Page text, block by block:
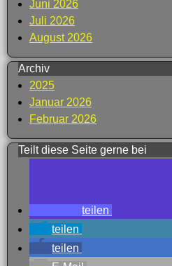
Juni 2026
Juli 2026
August 2026
Archiv
2025
Januar 2026
Februar 2026
Teilt diese Seite gerne bei
teilen
teilen
teilen